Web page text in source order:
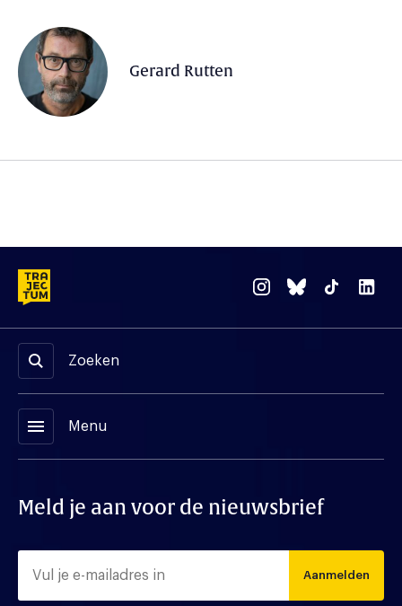
Gerard Rutten
Zoeken
menu Menu
Meld je aan voor de nieuwsbrief
Aanmelden